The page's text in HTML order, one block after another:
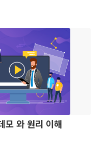
모 와 원리 이해